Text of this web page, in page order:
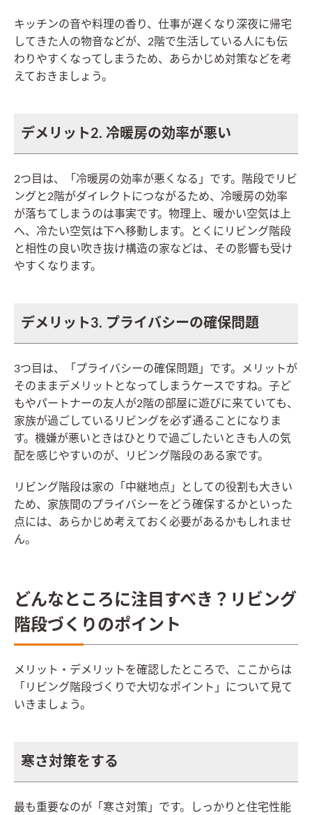
キッチンの音や料理の香り、仕事が遅くなり深夜に帰宅
してきた人の物音などが、2階で生活している人にも伝
わりやすくなってしまうため、あらかじめ対策などを考
えておきましょう。
デメリット2. 冷暖房の効率が悪い
2つ目は、「冷暖房の効率が悪くなる」です。階段でリビ
ングと2階がダイレクトにつながるため、冷暖房の効率
が落ちてしまうのは事実です。物理上、暖かい空気は上
へ、冷たい空気は下へ移動します。とくにリビング階段
と相性の良い吹き抜け構造の家などは、その影響も受け
やすくなります。
デメリット3. プライバシーの確保問題
3つ目は、「プライバシーの確保問題」です。メリットが
そのままデメリットとなってしまうケースですね。子ど
もやパートナーの友人が2階の部屋に遊びに来ていても、
家族が過ごしているリビングを必ず通ることになりま
す。機嫌が悪いときはひとりで過ごしたいときも人の気
配を感じやすいのが、リビング階段のある家です。
リビング階段は家の「中継地点」としての役割も大きい
ため、家族間のプライバシーをどう確保するかといった
点には、あらかじめ考えておく必要があるかもしれませ
ん。
どんなところに注目すべき？リビング
階段づくりのポイント
メリット・デメリットを確認したところで、ここからは
「リビング階段づくりで大切なポイント」について見て
いきましょう。
寒さ対策をする
最も重要なのが「寒さ対策」です。しっかりと住宅性能